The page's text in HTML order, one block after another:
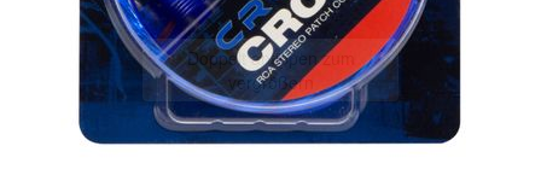
Doppelt antippen zum
vergrößern